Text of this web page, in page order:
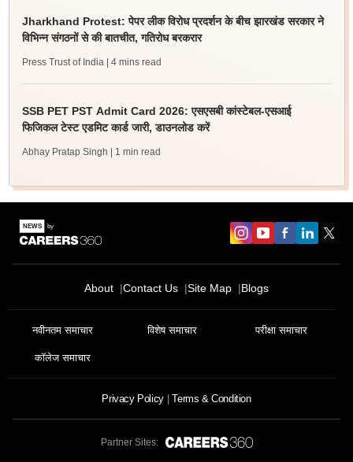
Jharkhand Protest: पेपर लीक विरोध प्रदर्शन के बीच झारखंड सरकार ने
विभिन्न संगठनों से की बातचीत, गतिरोध बरकरार
Press Trust of India | 4 mins read
SSB PET PST Admit Card 2026: एसएसबी कांस्टेबल-एसआई
फिजिकल टेस्ट एडमिट कार्ड जारी, डाउनलोड करें
Abhay Pratap Singh | 1 min read
About Contact Us Site Map Blogs
नवीनतम समाचार विशेष समाचार परीक्षा समाचार
कॉलेज समाचार
Privacy Policy Terms & Condition
Partner Sites: